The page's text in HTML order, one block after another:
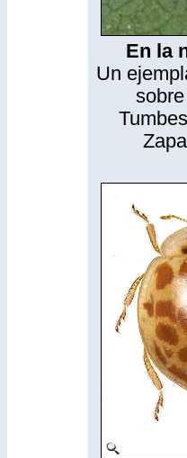
En la
Un